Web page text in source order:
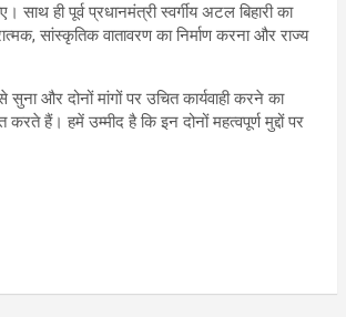
ही पूर्व प्रधानमंत्री स्वर्गीय अटल बिहारी का
सांस्कृतिक वातावरण का निर्माण करना और राज्य
सुना और दोनों मांगों पर उचित कार्यवाही करने का
हैं। हमें उम्मीद है कि इन दोनों महत्वपूर्ण मुद्दों पर